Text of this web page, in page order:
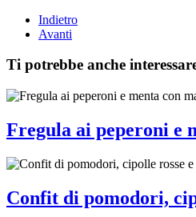
Indietro
Avanti
Ti potrebbe anche
Fregula ai peperoni e
Confit di pomodori,